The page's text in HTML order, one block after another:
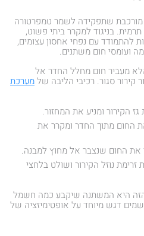
שתפקידה לשמר טמפרטורה
בניגוד למקרר ביתי פשוט,
להתמודד עם נפחי אחסון עצומים,
ועומסי חום משתנים.
אלא מעביר חום מחלל החדר אל
קירור סגור. רכיבי הליבה שלמערכת
הקירור ומניע את המחזור.
החום מתוך החדר ומקרר את
החום שנצבר אל מחוץ למבנה.
זרימת נוזל הקירור ושולט בלחצי
הזה היא המשתנה שיקבע כמה חשמל
דגש מיוחד על אופטימיזציה של